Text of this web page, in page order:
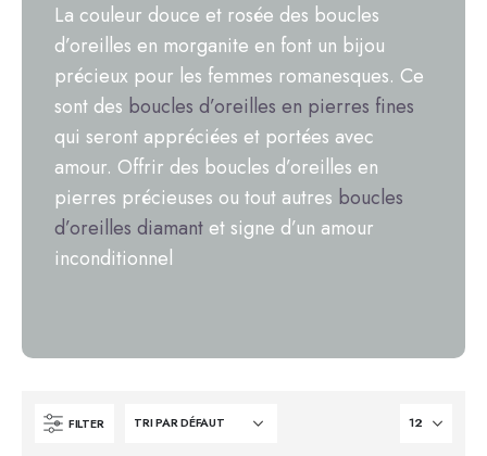
La couleur douce et rosée des boucles
d’oreilles en morganite en font un bijou
précieux pour les femmes romanesques. Ce
sont des boucles d’oreilles en pierres fines
qui seront appréciées et portées avec
amour. Offrir des boucles d’oreilles en
pierres précieuses ou tout autres boucles
d’oreilles diamant et signe d’un amour
inconditionnel
FILTER